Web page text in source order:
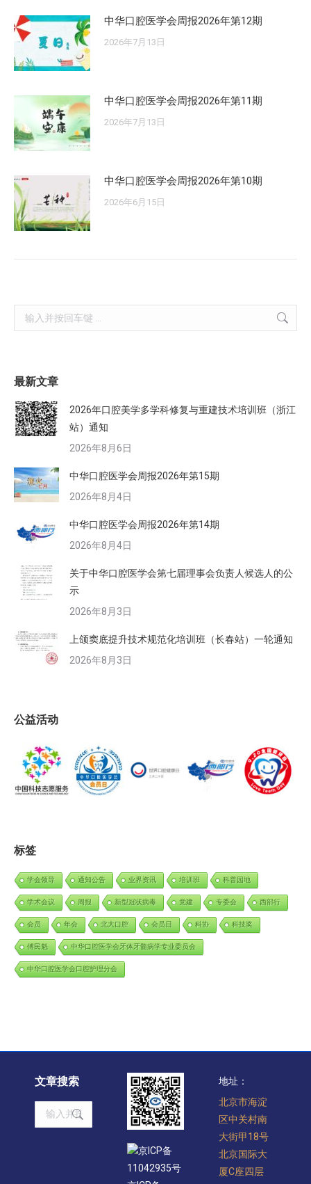
中华口腔医学会周报2026年第12期
2026年7月13日
中华口腔医学会周报2026年第11期
2026年7月13日
中华口腔医学会周报2026年第10期
2026年6月15日
Search:
最新文章
2026年口腔美学多学科修复与重建技术培训班（浙江
站）通知
2026年8月6日
中华口腔医学会周报2026年第15期
2026年8月4日
中华口腔医学会周报2026年第14期
2026年8月4日
关于中华口腔医学会第七届理事会负责人候选人的公
示
2026年8月3日
上颌窦底提升技术规范化培训班（长春站）一轮通知
2026年8月3日
公益活动
标签
学会领导 通知公告 业界资讯 培训班 科普园地
学术会议 周报 新型冠状病毒 党建 专委会 西部行
会员 年会 北大口腔 会员日 科协 科技奖
傅民魁 中华口腔医学会牙体牙髓病学专业委员会
中华口腔医学会口腔护理分会
文章搜索
Search:
京ICP备
11042935号
地址：
北京市海淀
区中关村南
大街甲18号
北京国际大
厦C座四层